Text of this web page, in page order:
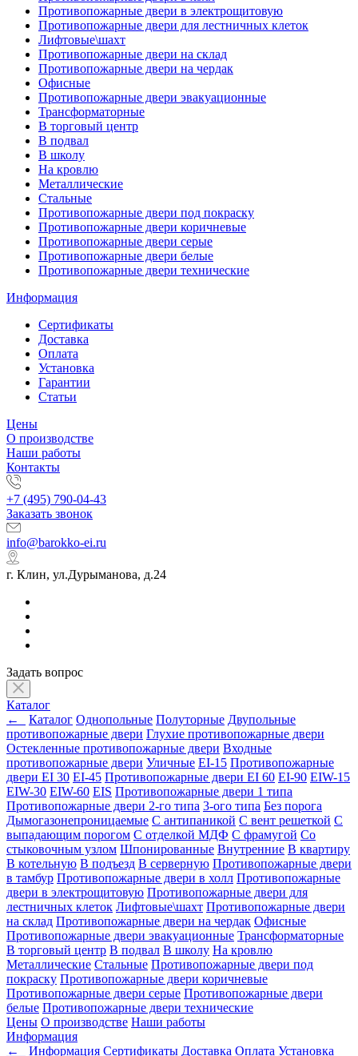
Противопожарные двери в электрощитовую
Противопожарные двери для лестничных клеток
Лифтовые\шахт
Противопожарные двери на склад
Противопожарные двери на чердак
Офисные
Противопожарные двери эвакуационные
Трансформаторные
В торговый центр
В подвал
В школу
На кровлю
Металлические
Стальные
Противопожарные двери под покраску
Противопожарные двери коричневые
Противопожарные двери серые
Противопожарные двери белые
Противопожарные двери технические
Информация
Сертификаты
Доставка
Оплата
Установка
Гарантии
Статьи
Цены
О производстве
Наши работы
Контакты
+7 (495) 790-04-43
Заказать звонок
info@barokko-ei.ru
г. Клин, ул.Дурыманова, д.24
Задать вопрос
Каталог
←
Каталог Однопольные Полуторные Двупольные
противопожарные двери Глухие противопожарные двери
Остекленные противопожарные двери Входные
противопожарные двери Уличные EI-15 Противопожарные
двери EI 30 EI-45 Противопожарные двери EI 60 EI-90 EIW-15
EIW-30 EIW-60 EIS Противопожарные двери 1 типа
Противопожарные двери 2-го типа 3-ого типа Без порога
Дымогазонепроницаемые С антипаникой С вент решеткой С
выпадающим порогом С отделкой МДФ С фрамугой Со
стыковочным узлом Шпонированные Внутренние В квартиру
В котельную В подъезд В серверную Противопожарные двери
в тамбур Противопожарные двери в холл Противопожарные
двери в электрощитовую Противопожарные двери для
лестничных клеток Лифтовые\шахт Противопожарные двери
на склад Противопожарные двери на чердак Офисные
Противопожарные двери эвакуационные Трансформаторные
В торговый центр В подвал В школу На кровлю
Металлические Стальные Противопожарные двери под
покраску Противопожарные двери коричневые
Противопожарные двери серые Противопожарные двери
белые Противопожарные двери технические
Цены О производстве Наши работы
Информация
←
Информация Сертификаты Доставка Оплата Установка